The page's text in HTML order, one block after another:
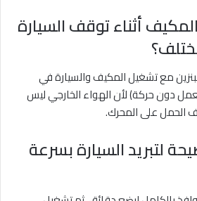
أثناء توقف السيارة
مع تشغيل المكيف والسيارة في
دون حركة) لأن الهواء الخارجي ليس
الحمل على المحرك.
لتبريد السيارة بسرعة